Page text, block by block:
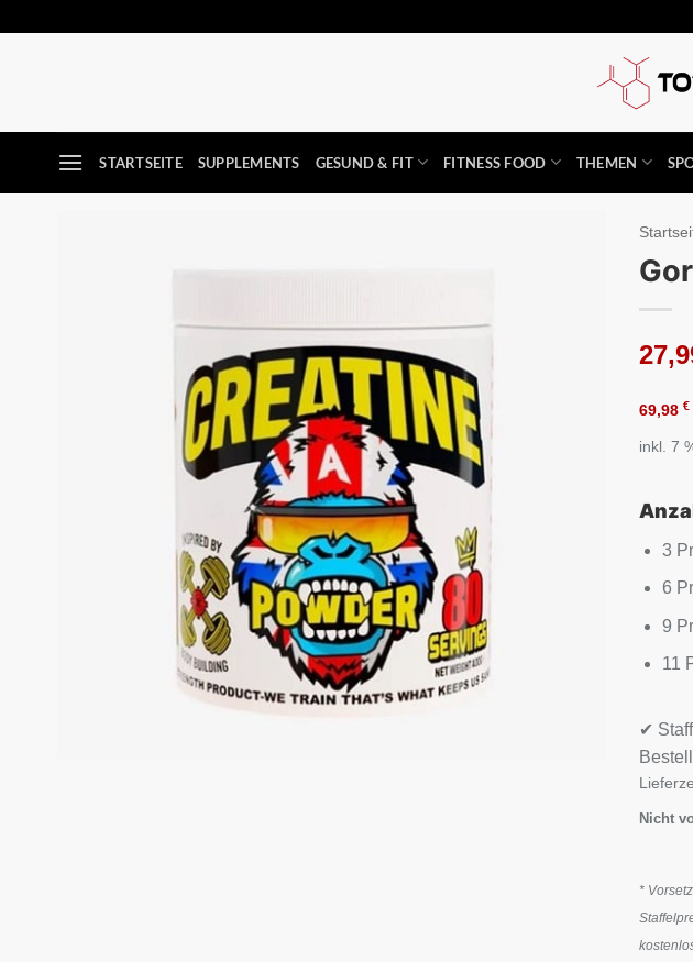
STARTSEITE SUPPLEMENTS GESUND & FIT FITNESS FOOD THEMEN
69,98€
inkl. 7
3
6
9
11
✔
Nicht
*